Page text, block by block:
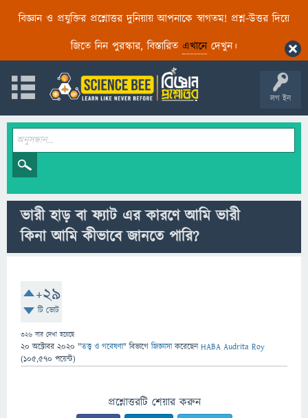
বিজ্ঞান ও প্রযুক্তির প্রশ্নোত্তর দুনিয়ায় আপনাকে স্বাগতম! প্রশ্ন-উত্তর দিয়ে
জিতে নিন পুরস্কার, বিস্তারিত এখানেদেখুন।
লগ ইন
ভারী হাড় বা ফ্যাট এর কারণে আমি ভারী
কিনা আমি কীভাবে জানতে পারি?
+29
টি ভোট
326 বার দেখা হয়েছে
20 অক্টোবর 2020 "তত্ত্ব ও গবেষণা" বিভাগে জিজ্ঞাসাকরেছেনHABA Audrita Roy
(105,570 পয়েন্ট)
প্রশ্নোত্তরটি শেয়ার করুন